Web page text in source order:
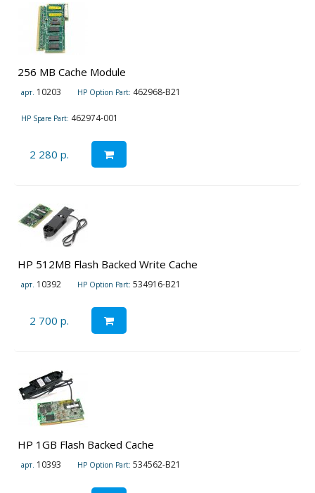
256 MB Cache Module
арт. 10203 HP Option Part: 462968-B21
HP Spare Part: 462974-001
2 280 р.
HP 512MB Flash Backed Write Cache
арт. 10392 HP Option Part: 534916-B21
2 700 р.
HP 1GB Flash Backed Cache
арт. 10393 HP Option Part: 534562-B21